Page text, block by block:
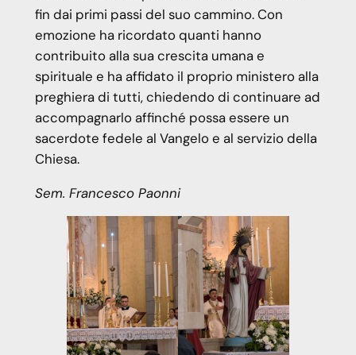
fin dai primi passi del suo cammino. Con
emozione ha ricordato quanti hanno
contribuito alla sua crescita umana e
spirituale e ha affidato il proprio ministero alla
preghiera di tutti, chiedendo di continuare ad
accompagnarlo affinché possa essere un
sacerdote fedele al Vangelo e al servizio della
Chiesa.
Sem. Francesco Paonni